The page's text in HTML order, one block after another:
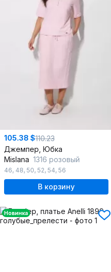
105.38 $110.23
Джемпер, Юбка
Mislana 1316 розовый
46, 48, 50, 52, 54, 56
В корзину
Новинка